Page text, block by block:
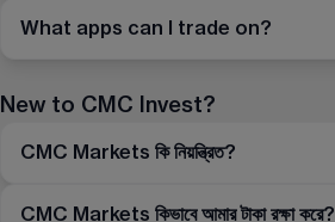
What apps can I trade on?
New to CMC Invest?
CMC Markets কি নিয়ন্ত্রিত?
CMC Markets কিভাবে আমার টাকা রক্ষা করে?